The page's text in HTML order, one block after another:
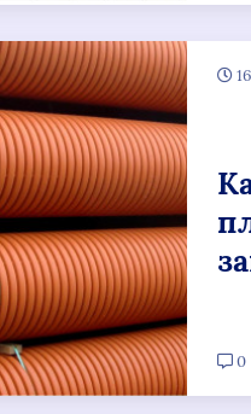
0